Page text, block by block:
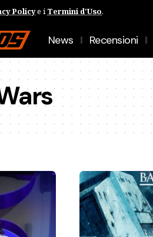
Policye i Termini d'Uso.
News Recensioni